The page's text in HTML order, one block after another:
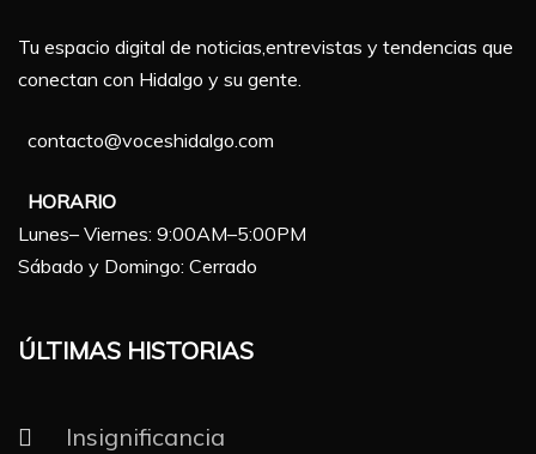
Tu espacio digital de noticias,entrevistas y tendencias que
conectan con Hidalgo y su gente.
contacto@voceshidalgo.com
HORARIO
Lunes– Viernes: 9:00AM–5:00PM
Sábado y Domingo: Cerrado
ÚLTIMAS HISTORIAS
Insignificancia